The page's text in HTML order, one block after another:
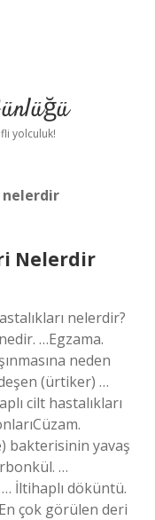
yolculuk!
nelerdir
Nelerdir
nelerdir?
…Egzama.
neden
(ürtiker) …
cilt hastalıkları
bakterisinin yavaş
…
İltihaplı döküntü.
çok görülen deri